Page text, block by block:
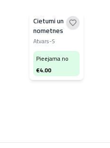
Cietumi un
nometnes
Atvars-S
Pieejama no
€4.00